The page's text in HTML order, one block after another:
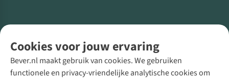
Cookies voor jouw ervaring
Bever.nl maakt gebruik van cookies. We gebruiken
functionele en privacy-vriendelijke analytische cookies om